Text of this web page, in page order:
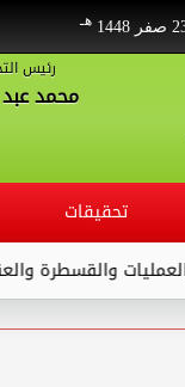
1448 هـ
رئيس
محمد عبد
تحقيقات
بالمستشفى ...